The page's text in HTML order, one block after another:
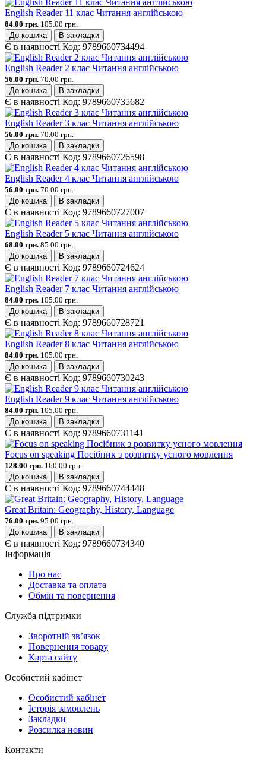
English Reader 11 клас Читання англійською
84.00 грн. 105.00 грн.
До кошика
В закладки
Є в наявності Код: 9789660734494
English Reader 2 клас Читання англійською
56.00 грн. 70.00 грн.
До кошика
В закладки
Є в наявності Код: 9789660735682
English Reader 3 клас Читання англійською
56.00 грн. 70.00 грн.
До кошика
В закладки
Є в наявності Код: 9789660726598
English Reader 4 клас Читання англійською
56.00 грн. 70.00 грн.
До кошика
В закладки
Є в наявності Код: 9789660727007
English Reader 5 клас Читання англійською
68.00 грн. 85.00 грн.
До кошика
В закладки
Є в наявності Код: 9789660724624
English Reader 7 клас Читання англійською
84.00 грн. 105.00 грн.
До кошика
В закладки
Є в наявності Код: 9789660728721
English Reader 8 клас Читання англійською
84.00 грн. 105.00 грн.
До кошика
В закладки
Є в наявності Код: 9789660730243
English Reader 9 клас Читання англійською
84.00 грн. 105.00 грн.
До кошика
В закладки
Є в наявності Код: 9789660731141
Focus on speaking Посібник з розвитку усного мовлення
128.00 грн. 160.00 грн.
До кошика
В закладки
Є в наявності Код: 9789660744448
Great Britain: Geography, History, Language
76.00 грн. 95.00 грн.
До кошика
В закладки
Є в наявності Код: 9789660734340
Інформація
Про нас
Доставка та оплата
Обмін та повернення
Служба підтримки
Зворотній зв’язок
Повернення товару
Карта сайту
Особистий кабінет
Особистий кабінет
Історія замовлень
Закладки
Розсилка новин
Контакти